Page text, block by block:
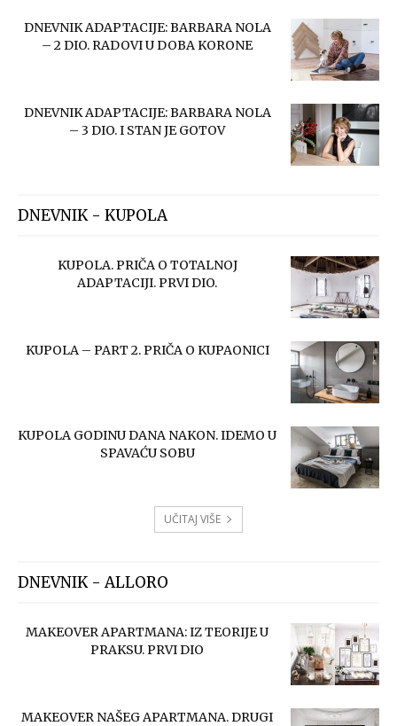
DNEVNIK ADAPTACIJE: BARBARA NOLA
– 2 DIO. RADOVI U DOBA KORONE
DNEVNIK ADAPTACIJE: BARBARA NOLA
– 3 DIO. I STAN JE GOTOV
DNEVNIK - KUPOLA
KUPOLA. PRIČA O TOTALNOJ
ADAPTACIJI. PRVI DIO.
KUPOLA – PART 2. PRIČA O KUPAONICI
KUPOLA GODINU DANA NAKON. IDEMO U
SPAVAĆU SOBU
UČITAJ VIŠE
DNEVNIK - ALLORO
MAKEOVER APARTMANA: IZ TEORIJE U
PRAKSU. PRVI DIO
MAKEOVER NAŠEG APARTMANA. DRUGI